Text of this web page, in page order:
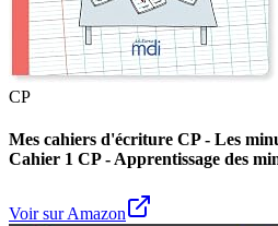
CP
Mes cahiers d'écriture CP - Les
Cahier 1 CP - Apprentissage des
Voir sur Amazon